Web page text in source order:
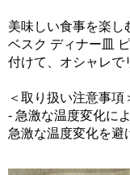
美味しい食事を楽し
ベスク ディナー皿
付けて、オシャレで
＜取り扱い注意事項
- 急激な温度変化に
急激な温度変化を避